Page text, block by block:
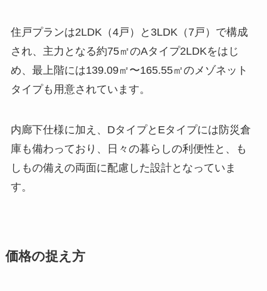
住戸プランは2LDK（4戸）と3LDK（7戸）で構成
され、主力となる約75㎡のAタイプ2LDKをはじ
め、最上階には139.09㎡〜165.55㎡のメゾネット
タイプも用意されています。
内廊下仕様に加え、DタイプとEタイプには防災倉
庫も備わっており、日々の暮らしの利便性と、も
しもの備えの両面に配慮した設計となっていま
す。
価格の捉え方